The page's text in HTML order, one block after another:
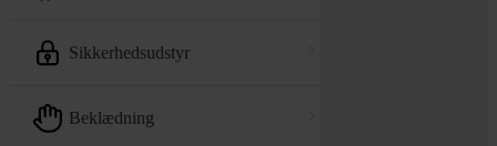
sikkerhedsudstyr
beklædning